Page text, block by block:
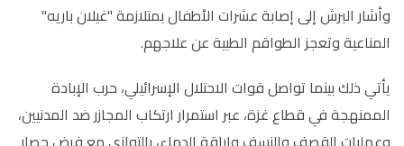
وأشار البرش إلى إصابة عشرات الأطفال بمتلازمة "غيلان باريه"
المناعية وتعجز الطواقم الطبية عن علاجهم.
يأتي ذلك بينما تواصل قوات الاحتلال الإسرائيلي، حرب الإبادة
الممنهجة في قطاع غزة، عبر استمرار ارتكاب المجازر ضد المدنيين،